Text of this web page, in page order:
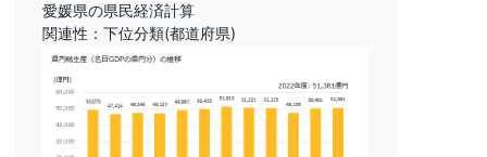
愛媛県の県民経済計算
関連性：下位分類(都道府県)